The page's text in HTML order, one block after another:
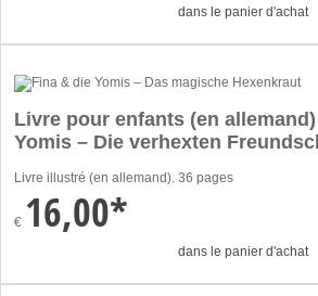
dans le panier d'achat
Livre pour enfants (en
Yomis – Die verhexten
Livre illustré (en allemand). 36 pages
€ 16,00*
dans le panier d'achat